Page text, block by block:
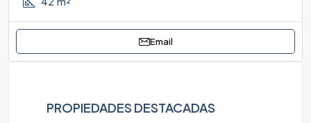
Email
PROPIEDADES DESTACADAS